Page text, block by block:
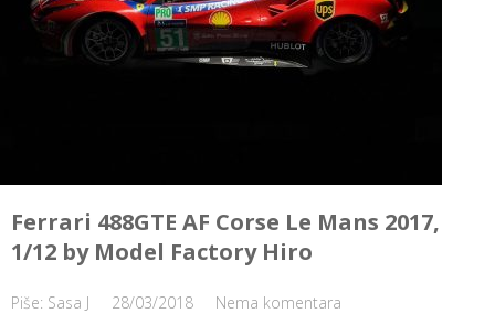
Ferrari 488GTE AF Corse Le Mans 2017,
1/12 by Model Factory Hiro
Piše: Sasa J 28/03/2018 Nema komentara